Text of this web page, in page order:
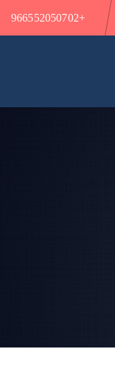
+966552050702